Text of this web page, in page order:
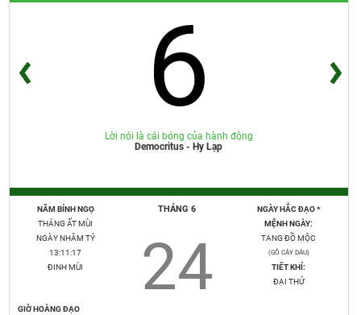
6
Lời nói là cái bóng của hành động
Democritus - Hy Lạp
NĂM BÍNH NGỌ
THÁNG ẤT MÙI
NGÀY NHÂM TÝ
13:11:18
ĐINH MÙI
THÁNG 6
24
NGÀY HẮC ĐẠO *
MỆNH NGÀY:
TANG ĐỒ MỘC
(GỖ CÂY DÂU)
TIẾT KHÍ:
ĐẠI THỬ
GIỜ HOÀNG ĐẠO